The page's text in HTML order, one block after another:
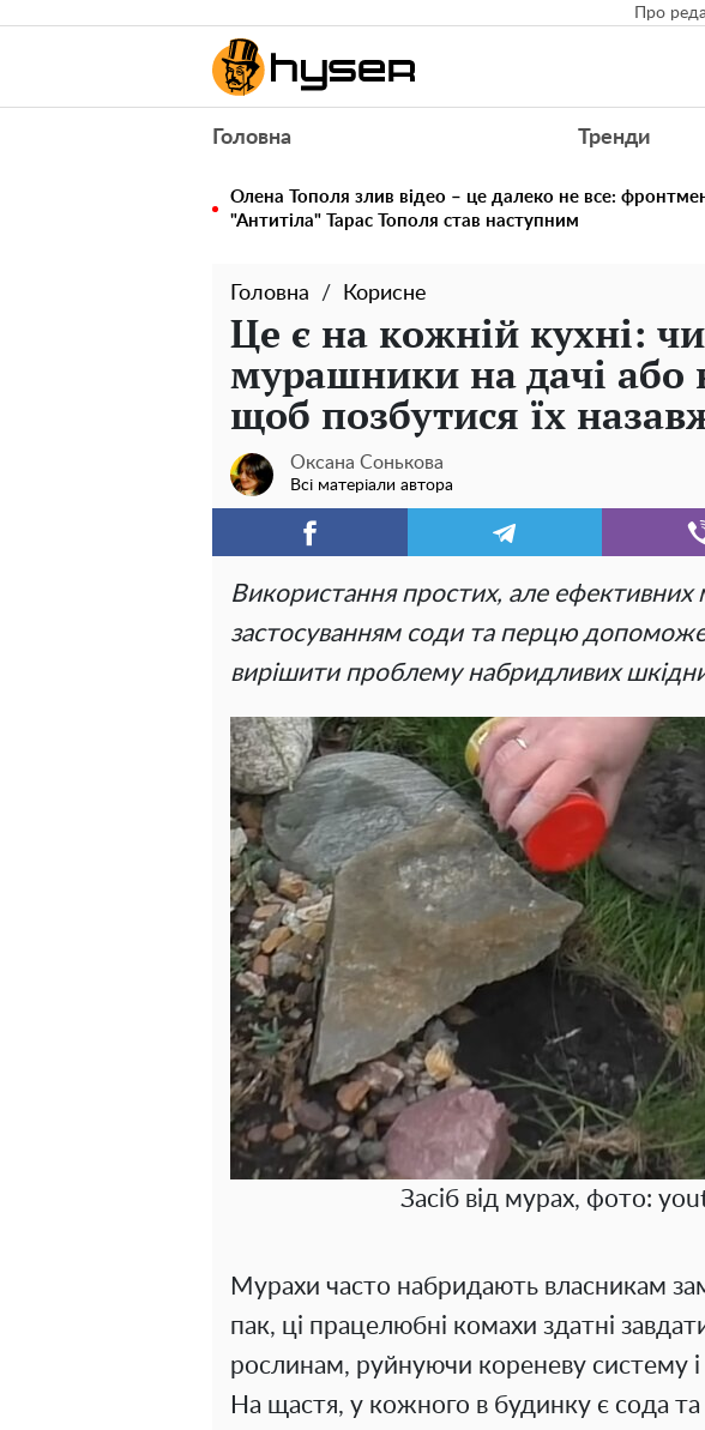
Про
Головна Тренди
Олена Тополя злив відео – це далеко не все:
"Антитіла" Тарас Тополя став наступним
Головна Корисне
Це є на кожній кухні:
мурашники на дачі або
щоб позбутися їх
Оксана Сонькова
Всі матеріали автора
Використання простих, але ефективних
застосуванням соди та перцю допоможе
вирішити проблему набридливих
Засіб від мурах, фото:
Мурахи часто набридають власникам
пак, ці працелюбні комахи здатні
рослинам, руйнуючи кореневу
На щастя, у кожного в будинку є сода